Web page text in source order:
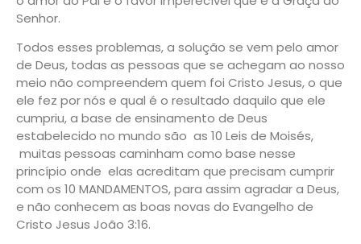
Senhor.
Todos esses problemas, a solução se vem pelo amor
de Deus, todas as pessoas que se achegam ao nosso
meio não compreendem quem foi Cristo Jesus, o que
ele fez por nós e qual é o resultado daquilo que ele
cumpriu, a base de ensinamento de Deus
estabelecido no mundo são as 10 Leis de Moisés,
muitas pessoas caminham como base nesse
princípio onde elas acreditam que precisam cumprir
com os 10 MANDAMENTOS, para assim agradar a Deus,
e não conhecem as boas novas do Evangelho de
Cristo Jesus João 3:16.